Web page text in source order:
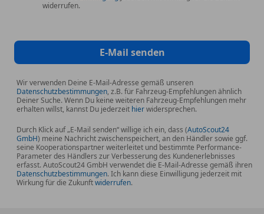
widerrufen.
E-Mail senden
Wir verwenden Deine E-Mail-Adresse gemäß unseren
Datenschutzbestimmungen, z.B. für Fahrzeug-Empfehlungen ähnlich
Deiner Suche. Wenn Du keine weiteren Fahrzeug-Empfehlungen mehr
erhalten willst, kannst Du jederzeit hierwidersprechen.
Durch Klick auf „E-Mail senden“ willige ich ein, dass (AutoScout24
GmbH) meine Nachricht zwischenspeichert, an den Händler sowie ggf.
seine Kooperationspartner weiterleitet und bestimmte Performance-
Parameter des Händlers zur Verbesserung des Kundenerlebnisses
erfasst. AutoScout24 GmbH verwendet die E-Mail-Adresse gemäß ihren
Datenschutzbestimmungen. Ich kann diese Einwilligung jederzeit mit
Wirkung für die Zukunftwiderrufen.